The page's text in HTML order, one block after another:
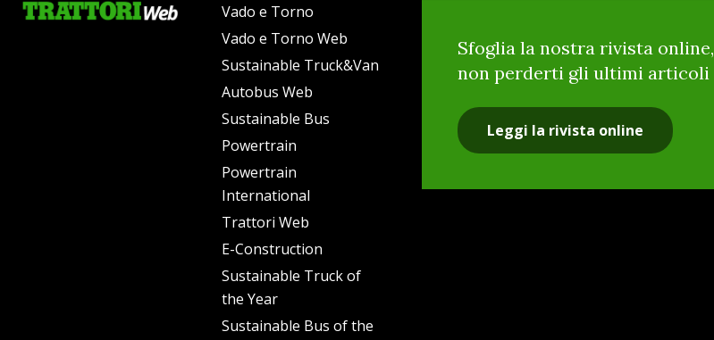
Vado e Torno
Vado e Torno Web
Sustainable Truck&Van
Autobus Web
Sustainable Bus
Powertrain
Powertrain
International
Trattori Web
E-Construction
Sustainable Truck of
the Year
Sustainable Bus of the
Sfoglia la nostra rivista online,
non perderti gli ultimi articoli
Leggi la rivista online